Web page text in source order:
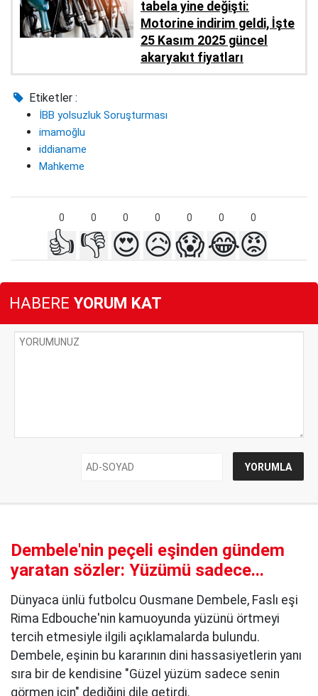
tabela yine değişti:
Motorine indirim geldi, İşte
25 Kasım 2025 güncel
akaryakıt fiyatları
Etiketler :
İBB yolsuzluk Soruşturması
imamoğlu
iddianame
Mahkeme
0 0 0 0 0 0 0
👍 👎 😍😥😱😂😡
HABERE YORUM KAT
Dembele'nin peçeli eşinden gündem
yaratan sözler: Yüzümü sadece...
Dünyaca ünlü futbolcu Ousmane Dembele, Faslı eşi
Rima Edbouche'nin kamuoyunda yüzünü örtmeyi
tercih etmesiyle ilgili açıklamalarda bulundu.
Dembele, eşinin bu kararının dini hassasiyetlerin yanı
sıra bir de kendisine "Güzel yüzüm sadece senin
görmen için" dediğini dile getirdi.